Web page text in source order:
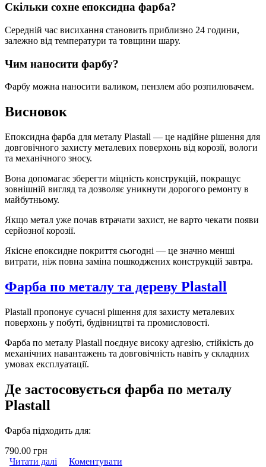
Скільки сохне епоксидна фарба?
Середній час висихання становить приблизно 24 години,
залежно від температури та товщини шару.
Чим наносити фарбу?
Фарбу можна наносити валиком, пензлем або розпилювачем.
Висновок
Епоксидна фарба для металу Plastall — це надійне рішення для
довговічного захисту металевих поверхонь від корозії, вологи
та механічного зносу.
Вона допомагає зберегти міцність конструкцій, покращує
зовнішній вигляд та дозволяє уникнути дорогого ремонту в
майбутньому.
Якщо метал уже почав втрачати захист, не варто чекати появи
серйозної корозії.
Якісне епоксидне покриття сьогодні — це значно менші
витрати, ніж повна заміна пошкоджених конструкцій завтра.
Фарба по металу та дереву Plastall
Plastall пропонує сучасні рішення для захисту металевих
поверхонь у побуті, будівництві та промисловості.
Фарба по металу Plastall поєднує високу адгезію, стійкість до
механічних навантажень та довговічність навіть у складних
умовах експлуатації.
Де застосовується фарба по металу
Plastall
Фарба підходить для:
790.00 грн
Читати далі про Фарба по металу та дереву Plastall
Коментувати